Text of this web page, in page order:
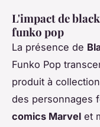
L'impact de
funko pop
La présence de
Funko Pop
produit à
des personnages
comics Marvel et